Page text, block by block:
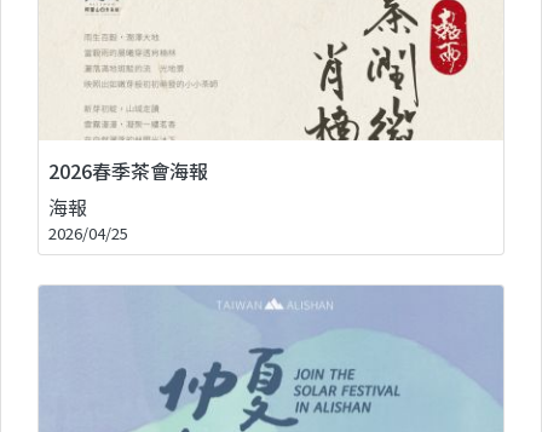
2026春季茶會海報
海報
2026/04/25